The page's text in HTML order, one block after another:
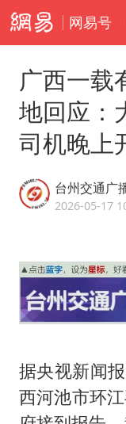
网易号
广西一载
地回应：
司机晚上
台州交通广
2026-05-17
据央视新闻
西河池市环